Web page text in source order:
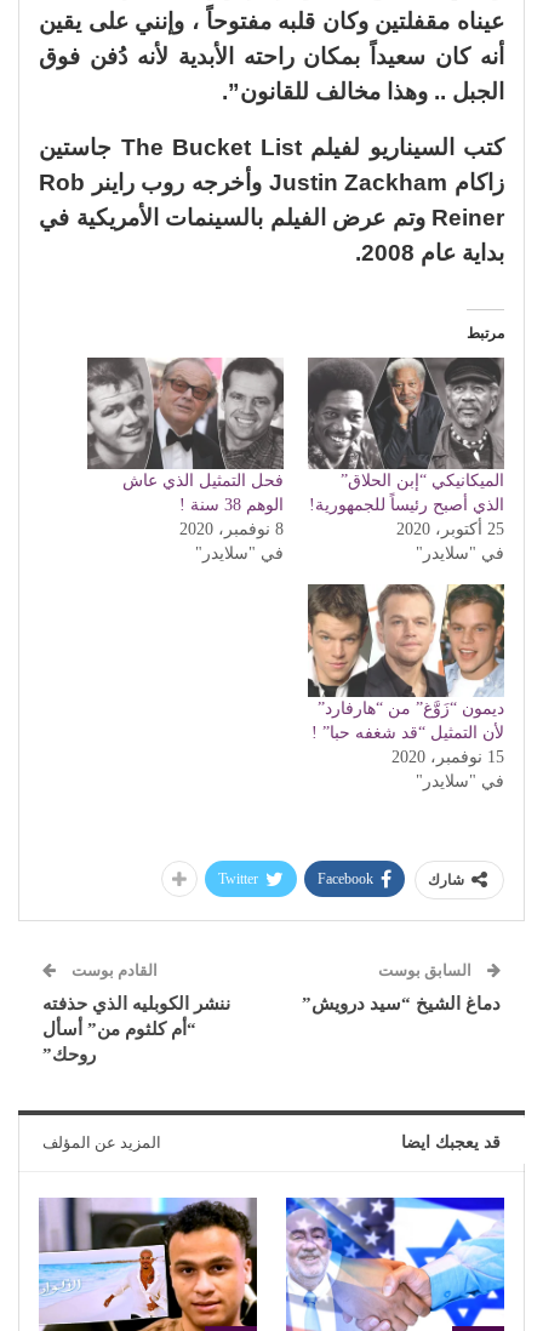
عيناه مقفلتين وكان قلبه مفتوحاً ، وإنني على يقين
أنه كان سعيداً بمكان راحته الأبدية لأنه دُفن فوق
الجبل .. وهذا مخالف للقانون”.
كتب السيناريو لفيلم The Bucket List جاستين
زاكام Justin Zackham وأخرجه روب راينر Rob
Reiner وتم عرض الفيلم بالسينمات الأمريكية في
بداية عام 2008.
مرتبط
الميكانيكي “إبن الحلاق”
الذي أصبح رئيساً للجمهورية!
25 أكتوبر، 2020
في "سلايدر"
فحل التمثيل الذي عاش
الوهم 38 سنة !
8 نوفمبر، 2020
في "سلايدر"
ديمون “زَوَّغ” من “هارفارد”
لأن التمثيل “قد شغفه حبا” !
15 نوفمبر، 2020
في "سلايدر"
شارك Facebook
Twitter
السابق بوست
دماغ الشيخ “سيد درويش”
القادم بوست
ننشر الكوبليه الذي حذفته
“أم كلثوم من” أسأل
روحك”
قد يعجبك ايضا المزيد عن المؤلف